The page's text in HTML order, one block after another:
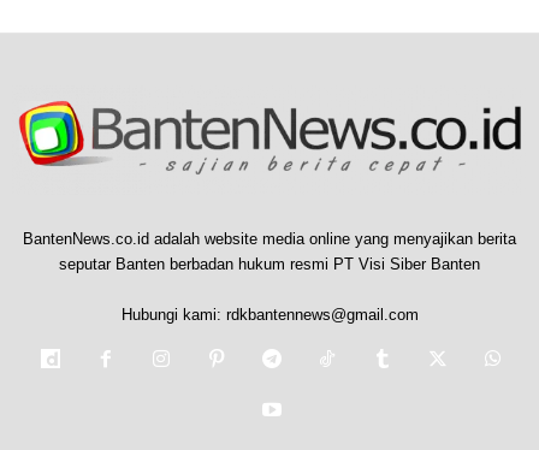
BantenNews.co.id adalah website media online yang menyajikan berita
seputar Banten berbadan hukum resmi PT Visi Siber Banten
Hubungi kami: rdkbantennews@gmail.com